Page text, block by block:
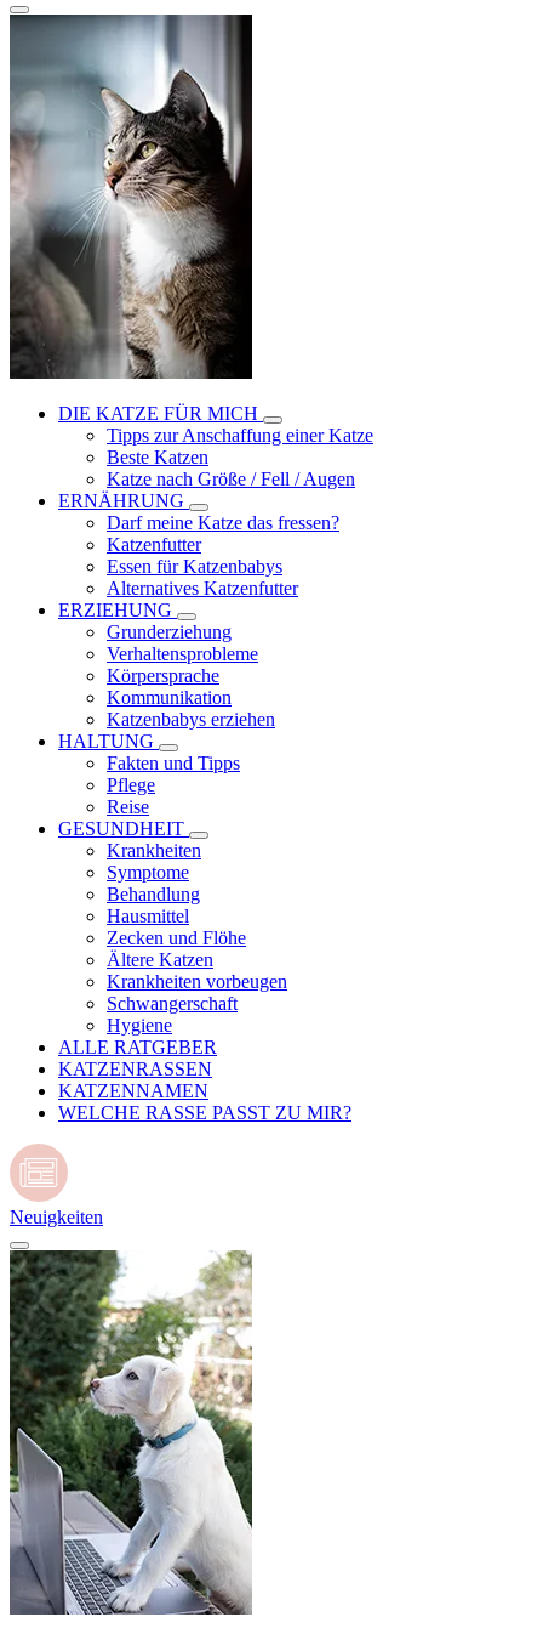
DIE KATZE FÜR MICH
Tipps zur Anschaffung einer Katze
Beste Katzen
Katze nach Größe / Fell / Augen
ERNÄHRUNG
Darf meine Katze das fressen?
Katzenfutter
Essen für Katzenbabys
Alternatives Katzenfutter
ERZIEHUNG
Grunderziehung
Verhaltensprobleme
Körpersprache
Kommunikation
Katzenbabys erziehen
HALTUNG
Fakten und Tipps
Pflege
Reise
GESUNDHEIT
Krankheiten
Symptome
Behandlung
Hausmittel
Zecken und Flöhe
Ältere Katzen
Krankheiten vorbeugen
Schwangerschaft
Hygiene
ALLE RATGEBER
KATZENRASSEN
KATZENNAMEN
WELCHE RASSE PASST ZU MIR?
Neuigkeiten